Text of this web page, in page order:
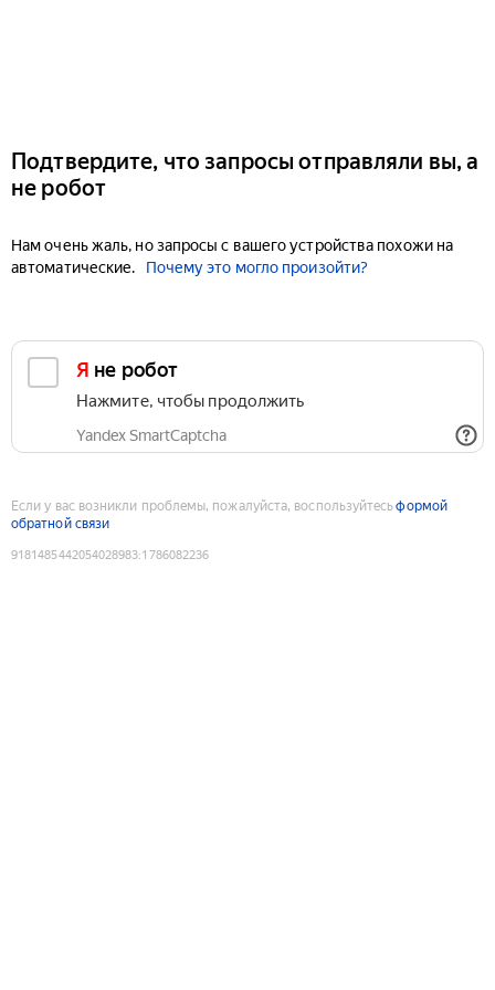
Подтвердите, что запросы отправляли вы, а
не робот
Нам очень жаль, но запросы с вашего устройства похожи на
автоматические.
Почему это могло произойти?
Я не робот
Нажмите, чтобы продолжить
Yandex SmartCaptcha
Если у вас возникли проблемы, пожалуйста, воспользуйтесьформой
обратной связи
9181485442054028983:1786082236